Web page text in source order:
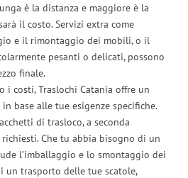
è la distanza e maggiore è la
il costo. Servizi extra come
e il rimontaggio dei mobili, o il
pesanti o delicati, possono
finale.
i costi, Traslochi Catania offre un
base alle tue esigenze specifiche.
di trasloco, a seconda
richiesti. Che tu abbia bisogno di un
l’imballaggio e lo smontaggio dei
un trasporto delle tue scatole,